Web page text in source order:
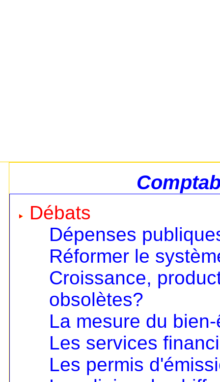
Débats
Dépenses
Réformer le
Croissance,
obsolètes?
La mesure du
Les services
Les permis